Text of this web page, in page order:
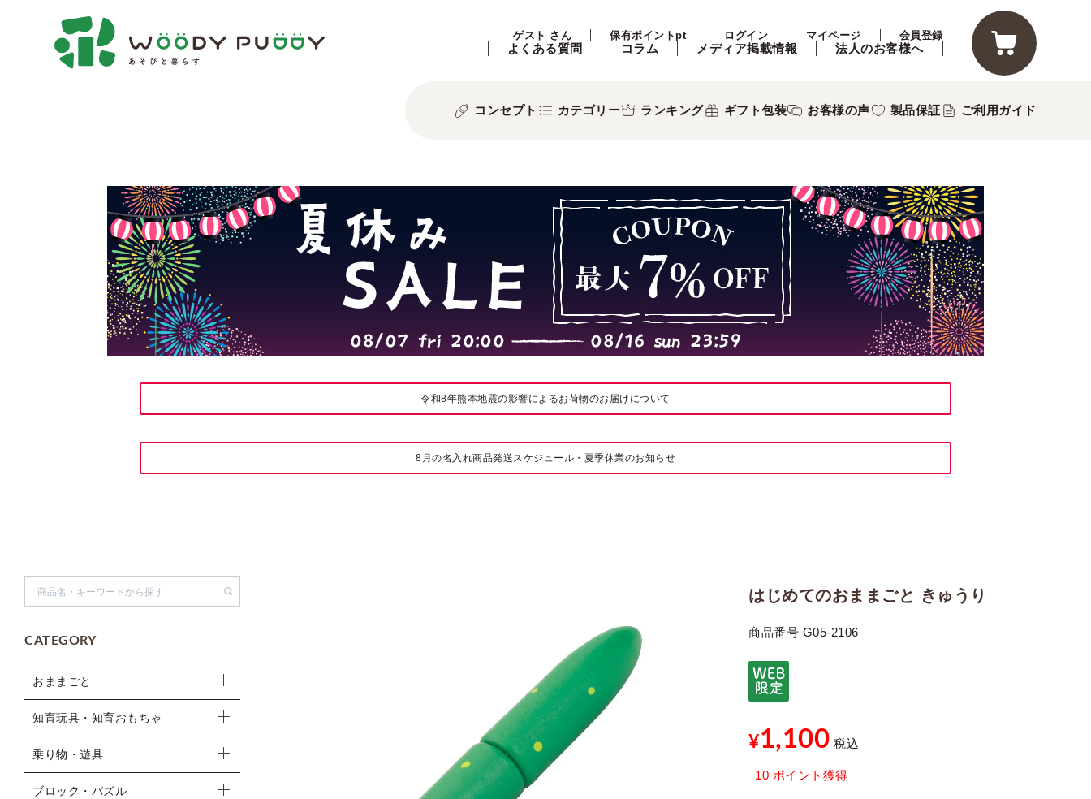
ゲスト さん 保有ポイントpt ログイン マイページ 会員登録
よくある質問 コラム メディア掲載情報 法人のお客様へ
コンセプト カテゴリー ランキング ギフト包装 お客様の声 製品保証 ご利用ガイド
令和8年熊本地震の影響によるお荷物のお届けについて
8月の名入れ商品発送スケジュール・夏季休業のお知らせ
CATEGORY
おままごと
知育玩具・知育おもちゃ
乗り物・遊具
ブロック・パズル
はじめてのおままごと きゅうり
商品番号 G05-2106
¥1,100 税込
10 ポイント獲得